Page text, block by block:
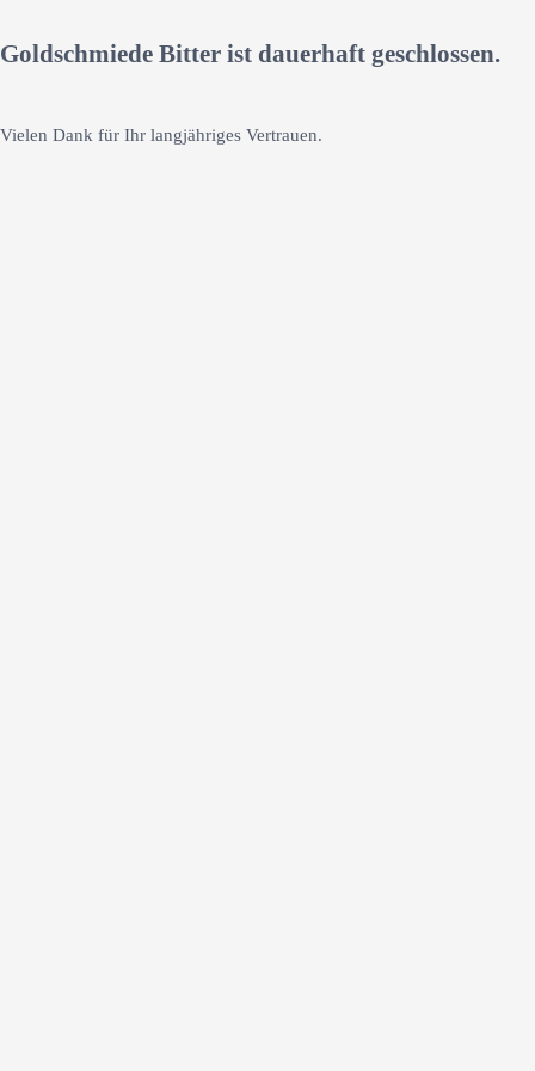
Goldschmiede Bitter ist dauerhaft geschlossen.
Vielen Dank für Ihr langjähriges Vertrauen.